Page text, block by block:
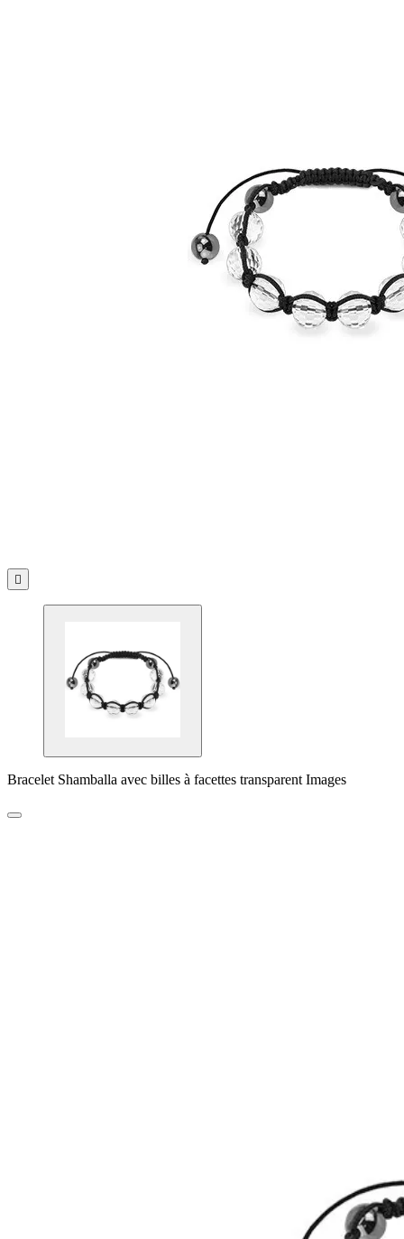

Bracelet Shamballa avec billes à facettes transparent Images